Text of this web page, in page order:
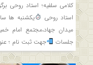
کلامی سلفیه؛ استاد روحی
استاد روحی
یکشنبه ها ساعت ۱۵ ؛ شروع
میدان جهاد،مجتمع امام
جلسات
جهت ثبت نام ؛